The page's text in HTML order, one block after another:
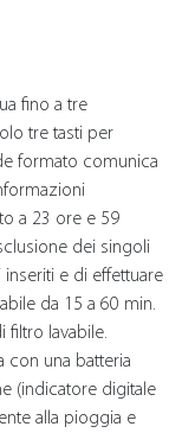
fino a tre
tre tasti per
formato comunica
a 23 ore e 59
dei singoli
e di effettuare
da 15 a 60 min.
filtro lavabile.
con una batteria
(indicatore digitale
alla pioggia e